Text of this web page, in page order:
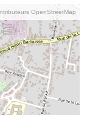
OpenStreetMap